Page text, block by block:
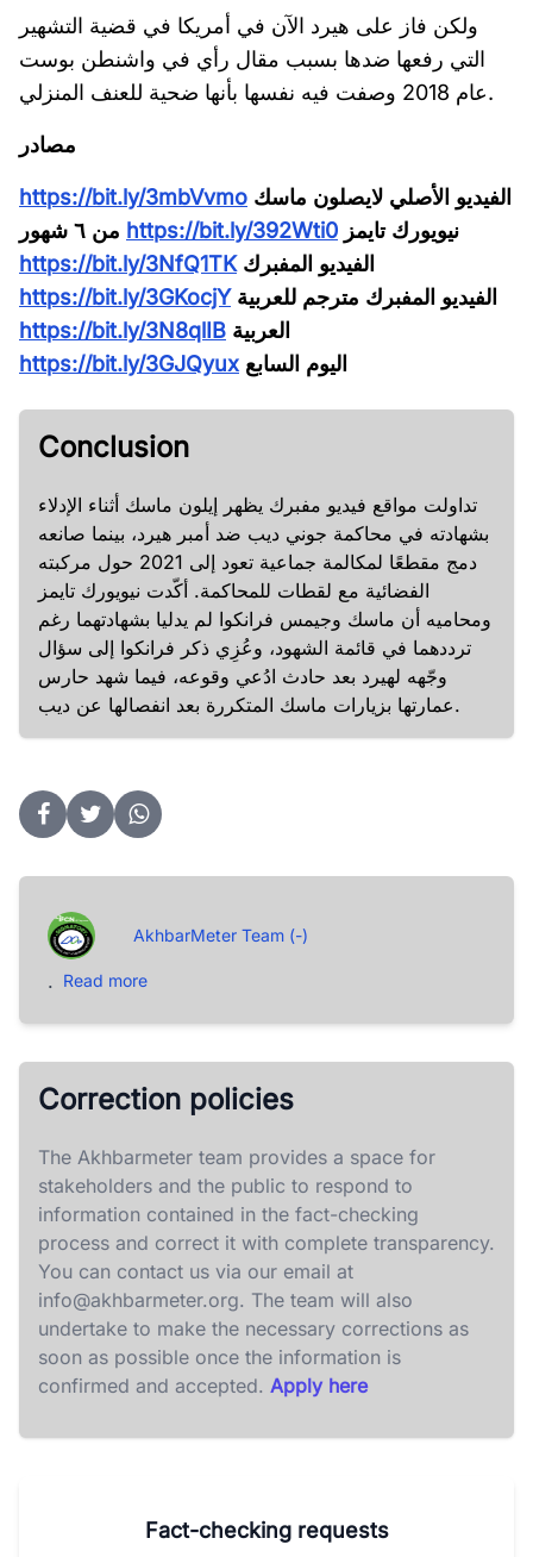
ولكن فاز على هيرد الآن في أمريكا في قضية التشهير
التي رفعها ضدها بسبب مقال رأي في واشنطن بوست
عام 2018 وصفت فيه نفسها بأنها ضحية للعنف المنزلي.
مصادر
https://bit.ly/3mbVvmo الفيديو الأصلي لايصلون ماسك
من ٦ شهور https://bit.ly/392Wti0 نيويورك تايمز
https://bit.ly/3NfQ1TK الفيديو المفبرك
https://bit.ly/3GKocjY الفيديو المفبرك مترجم للعربية
https://bit.ly/3N8qlIB العربية
https://bit.ly/3GJQyux اليوم السابع
Conclusion
تداولت مواقع فيديو مفبرك يظهر إيلون ماسك أثناء الإدلاء
بشهادته في محاكمة جوني ديب ضد أمبر هيرد، بينما صانعه
دمج مقطعًا لمكالمة جماعية تعود إلى 2021 حول مركبته
الفضائية مع لقطات للمحاكمة. أكّدت نيويورك تايمز
ومحاميه أن ماسك وجيمس فرانكوا لم يدليا بشهادتهما رغم
ترددهما في قائمة الشهود، وعُزِي ذكر فرانكوا إلى سؤال
وجّهه لهيرد بعد حادث ادُعي وقوعه، فيما شهد حارس
عمارتها بزيارات ماسك المتكررة بعد انفصالها عن ديب.
AkhbarMeter Team (-)
. Read more
Correction policies
The Akhbarmeter team provides a space for
stakeholders and the public to respond to
information contained in the fact-checking
process and correct it with complete transparency.
You can contact us via our email at
info@akhbarmeter.org. The team will also
undertake to make the necessary corrections as
soon as possible once the information is
confirmed and accepted. Apply here
Fact-checking requests